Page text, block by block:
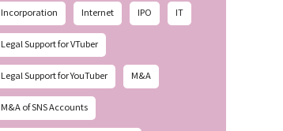
Incorporation Internet IPO IT
Legal Support for VTuber
Legal Support for YouTuber M&A
M&A of SNS Accounts